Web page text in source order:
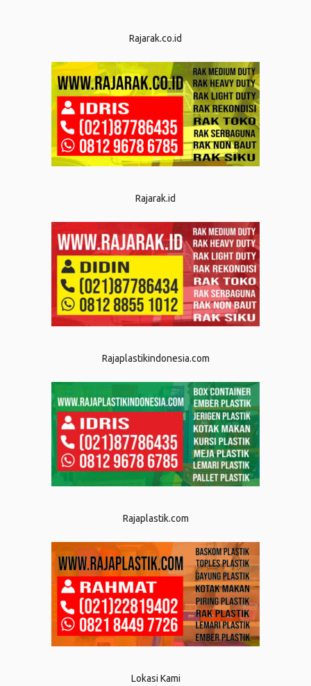
Rajarak.co.id
Rajarak.id
Rajaplastikindonesia.com
Rajaplastik.com
Lokasi Kami